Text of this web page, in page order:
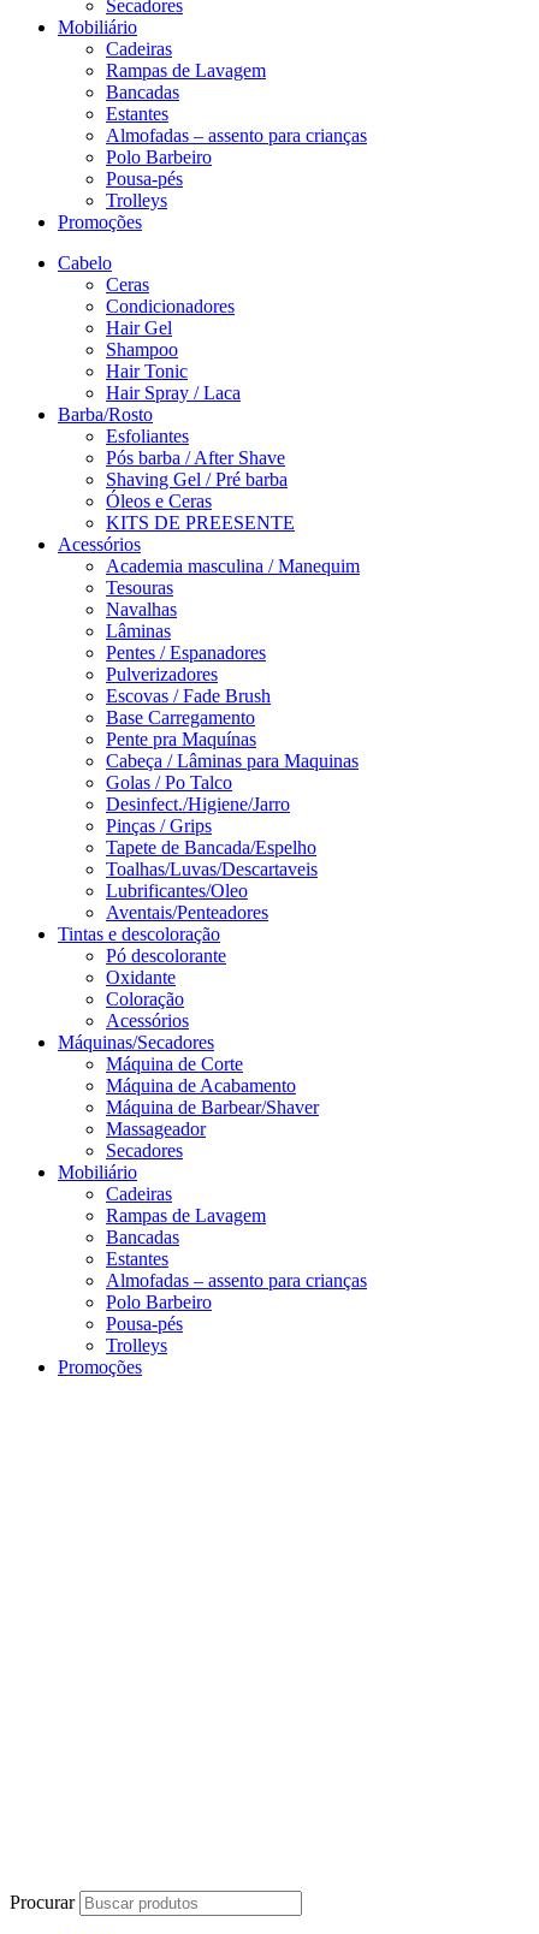
Secadores
Mobiliário
Cadeiras
Rampas de Lavagem
Bancadas
Estantes
Almofadas – assento para crianças
Polo Barbeiro
Pousa-pés
Trolleys
Promoções
Cabelo
Ceras
Condicionadores
Hair Gel
Shampoo
Hair Tonic
Hair Spray / Laca
Barba/Rosto
Esfoliantes
Pós barba / After Shave
Shaving Gel / Pré barba
Óleos e Ceras
KITS DE PREESENTE
Acessórios
Academia masculina / Manequim
Tesouras
Navalhas
Lâminas
Pentes / Espanadores
Pulverizadores
Escovas / Fade Brush
Base Carregamento
Pente pra Maquínas
Cabeça / Lâminas para Maquinas
Golas / Po Talco
Desinfect./Higiene/Jarro
Pinças / Grips
Tapete de Bancada/Espelho
Toalhas/Luvas/Descartaveis
Lubrificantes/Oleo
Aventais/Penteadores
Tintas e descoloração
Pó descolorante
Oxidante
Coloração
Acessórios
Máquinas/Secadores
Máquina de Corte
Máquina de Acabamento
Máquina de Barbear/Shaver
Massageador
Secadores
Mobiliário
Cadeiras
Rampas de Lavagem
Bancadas
Estantes
Almofadas – assento para crianças
Polo Barbeiro
Pousa-pés
Trolleys
Promoções
Procurar